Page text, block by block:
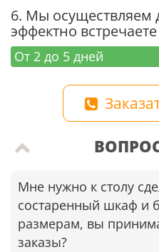
6. Мы осуществляем
эффектно
От 2 до 5 дней
Мне нужно к столу
состаренный шкаф и
размерам, вы
заказы?